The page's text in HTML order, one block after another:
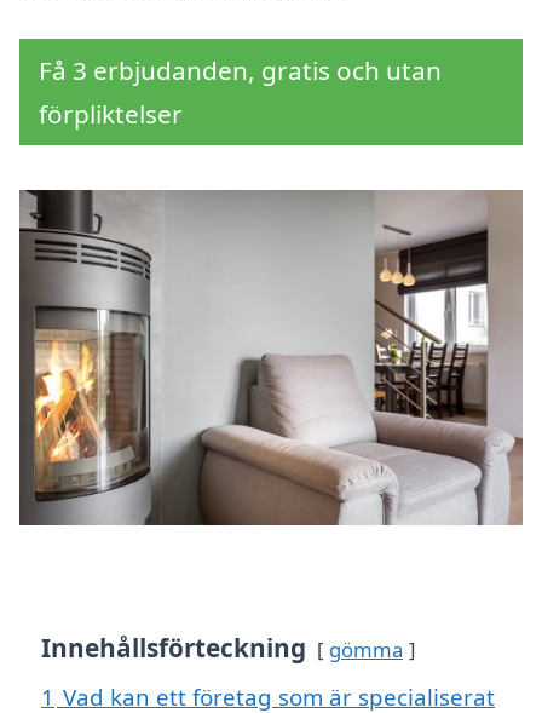
Få 3 erbjudanden, gratis och utan
förpliktelser
Innehållsförteckning gömma
1 Vad kan ett företag som är specialiserat